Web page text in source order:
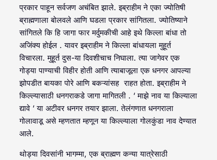
प्रकार पाहून सर्वजण अचंबित झाले. इब्राहीम ने एका ज्योतिषी
ब्राह्मणाला बोलवले आणि घडला प्रकार सांगितला. ज्योतिष्याने
सांगितले कि हि जागा फार मर्दुमकीची आहे इथे किल्ला बांधा तो
अजिंक्य होईल . यावर इब्राहीम ने किल्ला बांधायला मुहूर्त
विचारला. मुहूर्त दुस-या दिवशीचाच निघाला. त्या जागेवर एक
गोड्या पाण्याची विहीर होती आणि त्याबाजूला एक धनगर आपल्या
झोपडीत बायका पोरे आणि बकऱ्यांसह राहत होता. इब्राहीम ने
किल्ल्यासाठी धनगराकडे जागा मागितली . ‘ माझे नाव या किल्याला
द्यावे ‘ या अटीवर धनगर तयार झाला. तेलंगणात धनगराला
गोलावाडू असे म्हणतात म्हणून या किल्ल्याला गोलकुंडा नाव देण्यात
आले.
थोड्या दिवसांनी भागम्मा, एक ब्राह्मण कन्या यात्रेसाठी